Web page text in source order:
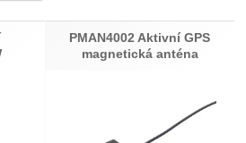
PMAN4002 Aktivní GPS
magnetická anténa